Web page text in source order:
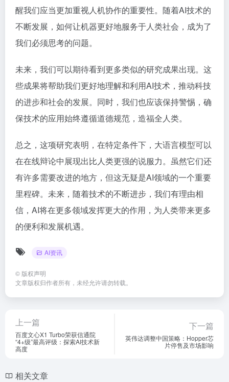
醒我们应当更加重视人机协作的重要性。随着AI技术的
不断发展，如何让机器更好地服务于人类社会，成为了
我们必须思考的问题。
未来，我们可以期待看到更多类似的研究成果出现。这
些成果将帮助我们更好地理解和利用AI技术，推动科技
的进步和社会的发展。同时，我们也应该保持警惕，确
保技术的应用始终遵循道德规范，造福全人类。
总之，这项研究表明，在特定条件下，大语言模型可以
在在线辩论中展现出比人类更强的说服力。虽然它们还
有许多需要改进的地方，但这无疑是AI领域的一个重要
里程碑。未来，随着技术的不断进步，我们有理由相
信，AI将在更多领域发挥更大的作用，为人类带来更多
的便利和发展机遇。
AI资讯
© 版权声明
文章版权归作者所有，未经允许请勿转载。
上一篇
百度文心X1 Turbo荣获信通院
“4+级”最高评级：探索AI技术新
高度
下一篇
英伟达调整中国策略：Hopper芯
片停售及市场影响
相关文章